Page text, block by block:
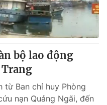
bộ lao động
Trang
từ Ban chỉ huy Phòng
nạn Quảng Ngãi, đến